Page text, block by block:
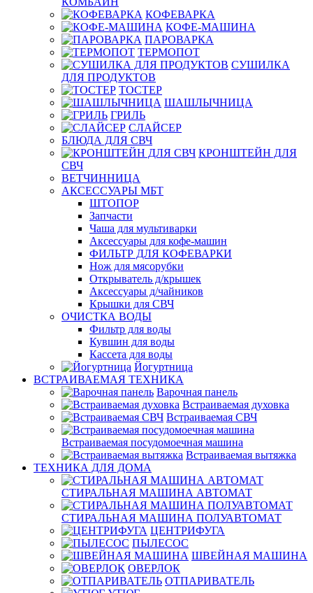
КОФЕВАРКА
КОФЕ-МАШИНА
ПАРОВАРКА
ТЕРМОПОТ
СУШИЛКА
ДЛЯ ПРОДУКТОВ
ТОСТЕР
ШАШЛЫЧНИЦА
ГРИЛЬ
СЛАЙСЕР
БЛЮДА ДЛЯ СВЧ
КРОНШТЕЙН ДЛЯ
СВЧ
ВЕТЧИННИЦА
АКСЕССУАРЫ МБТ
ШТОПОР
Запчасти
Чаша для мультиварки
Аксессуары для кофе-машин
ФИЛЬТР ДЛЯ КОФЕВАРКИ
Нож для мясорубки
Открыватель д/крышек
Аксессуары д/чайников
Крышки для СВЧ
ОЧИСТКА ВОДЫ
Фильтр для воды
Кувшин для воды
Кассета для воды
Йогуртница
ВСТРАИВАЕМАЯ ТЕХНИКА
Варочная панель
Встраиваемая духовка
Встраиваемая СВЧ
Встраиваемая посудомоечная машина
Встраиваемая вытяжка
ТЕХНИКА ДЛЯ ДОМА
СТИРАЛЬНАЯ МАШИНА АВТОМАТ
СТИРАЛЬНАЯ МАШИНА ПОЛУАВТОМАТ
ЦЕНТРИФУГА
ПЫЛЕСОС
ШВЕЙНАЯ МАШИНА
ОВЕРЛОК
ОТПАРИВАТЕЛЬ